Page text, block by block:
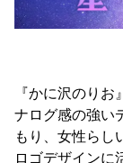
『かに沢のり
ナログ感の強い
もり、女性らし
ロゴデザインに